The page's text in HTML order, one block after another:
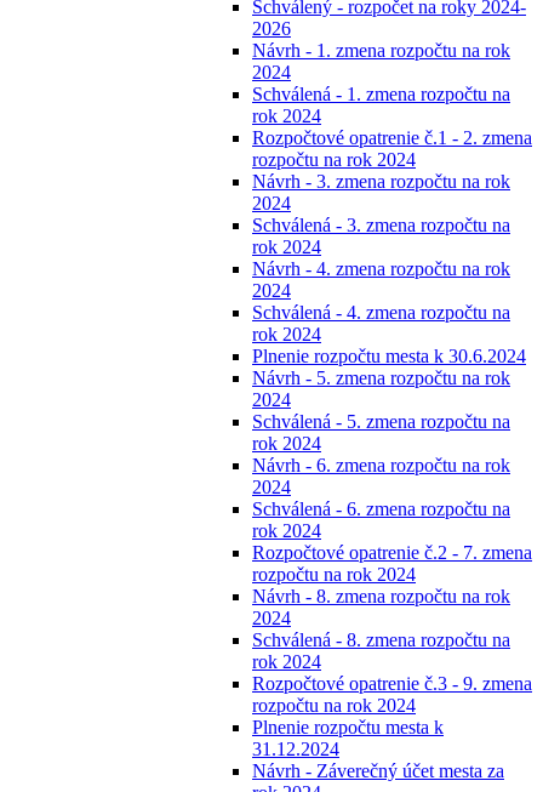
Schválený - rozpočet na roky 2024-
2026
Návrh - 1. zmena rozpočtu na rok
2024
Schválená - 1. zmena rozpočtu na
rok 2024
Rozpočtové opatrenie č.1 - 2. zmena
rozpočtu na rok 2024
Návrh - 3. zmena rozpočtu na rok
2024
Schválená - 3. zmena rozpočtu na
rok 2024
Návrh - 4. zmena rozpočtu na rok
2024
Schválená - 4. zmena rozpočtu na
rok 2024
Plnenie rozpočtu mesta k 30.6.2024
Návrh - 5. zmena rozpočtu na rok
2024
Schválená - 5. zmena rozpočtu na
rok 2024
Návrh - 6. zmena rozpočtu na rok
2024
Schválená - 6. zmena rozpočtu na
rok 2024
Rozpočtové opatrenie č.2 - 7. zmena
rozpočtu na rok 2024
Návrh - 8. zmena rozpočtu na rok
2024
Schválená - 8. zmena rozpočtu na
rok 2024
Rozpočtové opatrenie č.3 - 9. zmena
rozpočtu na rok 2024
Plnenie rozpočtu mesta k
31.12.2024
Návrh - Záverečný účet mesta za